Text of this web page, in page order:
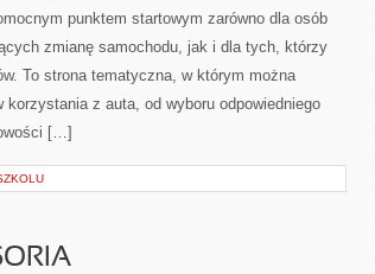
punktem startowym zarówno dla osób
zmianę samochodu, jak i dla tych, którzy
To strona tematyczna, w którym można
z auta, od wyboru odpowiedniego
[…]